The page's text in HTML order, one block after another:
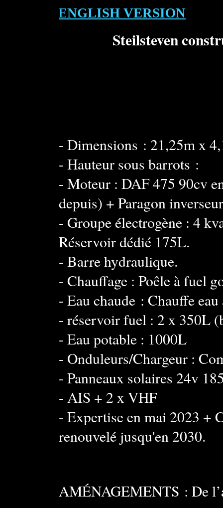
ENGLISH VERSION
Steilsteven
- Dimensions : 21,25m x
- Hauteur sous barrots :
- Moteur : DAF 475 90cv
depuis) + Paragon
- Groupe électrogène : 4
Réservoir dédié 175L.
- Barre hydraulique.
- Chauffage : Poêle à fuel
- Eau chaude : Chauffe
- réservoir fuel : 2 x 350L
- Eau potable : 1000L
- Onduleurs/Chargeur :
- Panneaux solaires 24v
- AIS + 2 x VHF
- Expertise en mai 2023 +
renouvelé jusqu'en 2030.
AMÉNAGEMENTS : De